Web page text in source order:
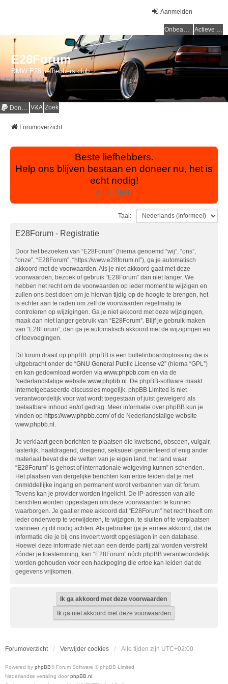
Aanmelden
Onbeantwoorde onderwerpen Actieve onderwerpen
E28Forum
BMW E28 liefhebbers club
Donaties V&A Zoek
Forumoverzicht
Beste liefhebbers.
Help ons blijven bestaan en doneer nu, het is
echt nodig!
Klik hier!
Taal:
E28Forum - Registratie
Door het bezoeken van “E28Forum” (hierna genoemd “wij”, “ons”,
“onze”, “E28Forum”, “https://www.e28forum.nl”), ga je automatisch
akkoord met de voorwaarden. Als je niet akkoord gaat met deze
voorwaarden, bezoek of gebruik “E28Forum” dan niet langer. We
hebben het recht om de voorwaarden op ieder moment te wijzigen en
zullen ons best doen om je hiervan tijdig op de hoogte te brengen, het
is echter aan te raden om zelf de voorwaarden regelmatig te
controleren op wijzigingen. Ga je niet akkoord met deze wijzigingen,
maak dan niet langer gebruik van “E28Forum”. Blijf je gebruik maken
van “E28Forum”, dan ga je automatisch akkoord met de wijzigingen en
of toevoegingen.
Dit forum draait op phpBB. phpBB is een bulletinboardoplossing die is
uitgebracht onder de “GNU General Public License v2” (hierna “GPL”)
en kan gedownload worden via www.phpbb.com en via de
Nederlandstalige website www.phpbb.nl . De phpBB-software maakt
internetgebaseerde discussies mogelijk. phpBB Limited is niet
verantwoordelijk voor wat wordt toegestaan of juist geweigerd als
toelaatbare inhoud en/of gedrag. Meer informatie over phpBB kun je
vinden op https://www.phpbb.com/of de Nederlandstalige website
www.phpbb.nl .
Je verklaart geen berichten te plaatsen die kwetsend, obsceen, vulgair,
lasterlijk, haatdragend, dreigend, seksueel georiënteerd of enig ander
materiaal bevat die de wetten van je eigen land, het land waar
“E28Forum” is gehost of internationale wetgeving kunnen schenden.
Het plaatsen van dergelijke berichten kan ertoe leiden dat je met
onmiddellijke ingang en permanent wordt verbannen van dit forum.
Tevens kan je provider worden ingelicht. De IP-adressen van alle
berichten worden opgeslagen om deze voorwaarden te kunnen
waarborgen. Je gaat er mee akkoord dat “E28Forum” het recht heeft om
ieder onderwerp te verwijderen, te wijzigen, te sluiten of te verplaatsen
wanneer zij dit nodig achten. Als gebruiker ga je ermee akkoord, dat de
informatie die je bij ons invoert wordt opgeslagen in een database.
Hoewel deze informatie niet aan een derde partij zal worden verstrekt
zónder je toestemming, kan “E28Forum” nóch phpBB verantwoordelijk
worden gehouden voor een hackpoging die ertoe kan leiden dat de
gegevens vrijkomen.
Forumoverzicht Verwijder cookies Alle tijden zijn UTC+02:00
Powered by phpBB® Forum Software © phpBB Limited
Nederlandse vertaling door phpBB.nl